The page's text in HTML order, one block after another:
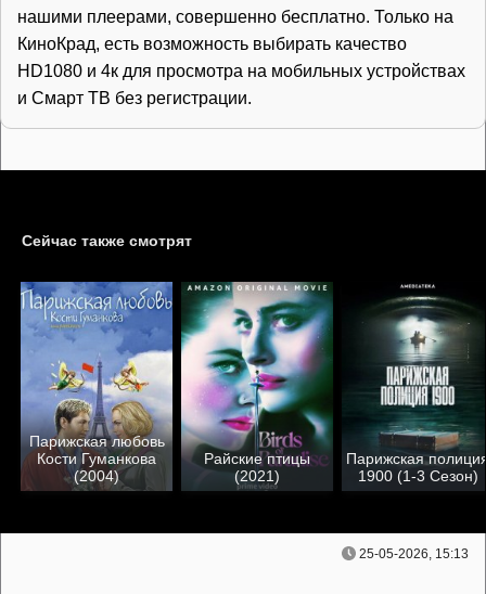
нашими плеерами, совершенно бесплатно. Только на
КиноКрад, есть возможность выбирать качество
HD1080 и 4к для просмотра на мобильных устройствах
и Смарт ТВ без регистрации.
Сейчас также смотрят
Парижская любовь
Кости Гуманкова
(2004)
Райские птицы
(2021)
Парижская
1900 (1-3 Сезон)
25-05-2026, 15:13